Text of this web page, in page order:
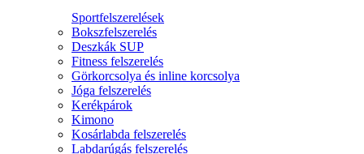
Sportfelszerelések
Bokszfelszerelés
Deszkák SUP
Fitness felszerelés
Görkorcsolya és inline korcsolya
Jóga felszerelés
Kerékpárok
Kimono
Kosárlabda felszerelés
Labdarúgás felszerelés